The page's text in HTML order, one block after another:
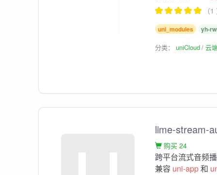
（
uni_modules yh-
分类：uniCloud 云
lime-stream-
购买 24
跨平台流式音频
兼容 uni-app和